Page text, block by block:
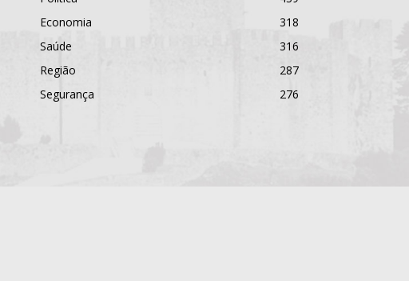
Economia
318
Saúde
316
Região
287
Segurança
276